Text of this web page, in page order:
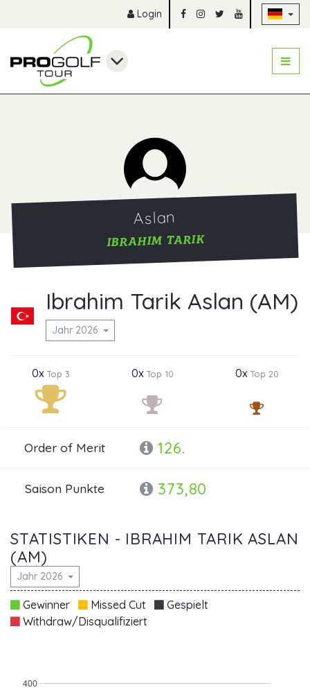
Login
Aslan
IBRAHIM TARIK
Ibrahim Tarik Aslan (AM)
Jahr 2026
0xTop 3 0xTop 10 0xTop 20
Order of Merit 126.
Saison Punkte 373,80
STATISTIKEN - IBRAHIM TARIK ASLAN
(AM)
Jahr 2026
Gewinner Missed Cut
Gespielt
Withdraw/Disqualifiziert
400